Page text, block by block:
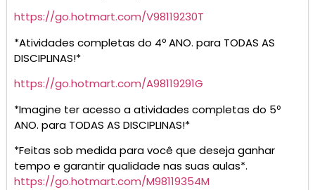
https://go.hotmart.com/V98119230T
*Atividades completas do 4º ANO. para TODAS AS
DISCIPLINAS!*
https://go.hotmart.com/A98119291G
*Imagine ter acesso a atividades completas do 5º
ANO. para TODAS AS DISCIPLINAS!*
*Feitas sob medida para você que deseja ganhar
tempo e garantir qualidade nas suas aulas*.
https://go.hotmart.com/M98119354M